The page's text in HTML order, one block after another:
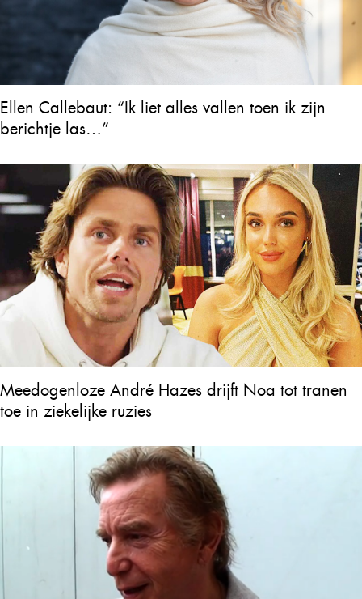
Ellen Callebaut: “Ik liet alles vallen toen ik zijn
berichtje las…”
Meedogenloze André Hazes drijft Noa tot tranen
toe in ziekelijke ruzies